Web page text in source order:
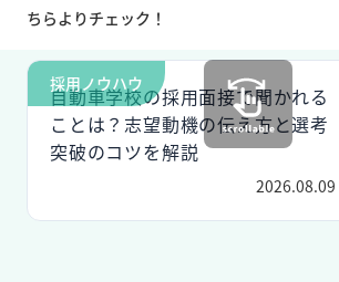
ちらよりチェック！
採用ノウハウ
自動車学校の採用面接で聞かれる
ことは？志望動機の伝え方と選考
突破のコツを解説
2026.08.09